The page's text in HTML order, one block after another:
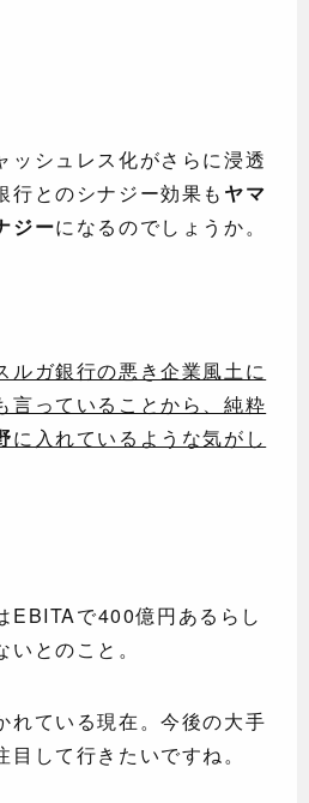
ッシュレス化がさらに浸透
行とのシナジー効果も ヤマ
ジーになるのでしょうか。
ルガ銀行の悪き企業風土に
言っていることから、純粋
に入れているような気がし
EBITAで400億円あるらし
とのこと。
れている現在。今後の大手
して行きたいですね。